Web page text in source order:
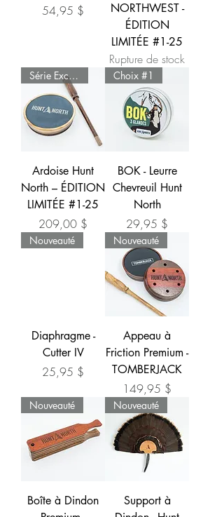
Prix
54,95 $
NORTHWEST -
ÉDITION
LIMITÉE #1-25
Rupture de stock
Série Exclusive
Ardoise Hunt
North – ÉDITION
LIMITÉE #1-25
Prix
209,00 $
Choix #1
BOK - Leurre
Chevreuil Hunt
North
Prix
29,95 $
Nouveauté
Diaphragme -
Cutter IV
Prix
25,95 $
Nouveauté
Appeau à
Friction Premium -
TOMBERJACK
Prix
149,95 $
Nouveauté
Boîte à Dindon
Nouveauté
Support à